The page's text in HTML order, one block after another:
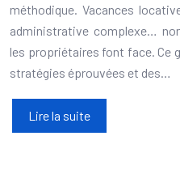
méthodique. Vacances
administrative complexe…
les propriétaires font face. Ce
stratégies éprouvées et des…
Lire la suite